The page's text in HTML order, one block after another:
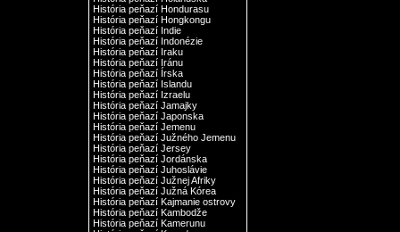
História peňazí Hondurasu
História peňazí Hongkongu
História peňazí Indie
História peňazí Indonézie
História peňazí Iraku
História peňazí Iránu
História peňazí Írska
História peňazí Islandu
História peňazí Izraelu
História peňazí Jamajky
História peňazí Japonska
História peňazí Jemenu
História peňazí Južného Jemenu
História peňazí Jersey
História peňazí Jordánska
História peňazí Juhoslávie
História peňazí Južnej Afriky
História peňazí Južná Kórea
História peňazí Kajmanie ostrovy
História peňazí Kambodže
História peňazí Kamerunu